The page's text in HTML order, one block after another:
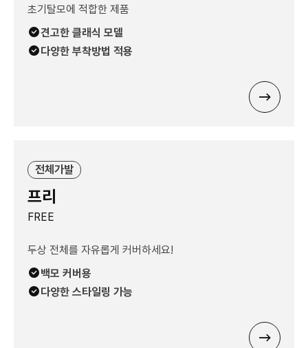
초기탈모에 적합한 제품
견고한 클래식 모델
다양한 부착방법 적용
전체가발
프리
FREE
두상 전체를 자유롭게 커버하세요!
백모 커버용
다양한 스타일링 가능